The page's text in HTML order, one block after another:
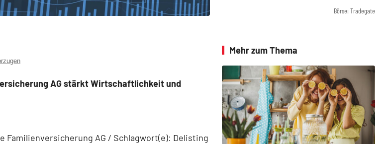
AG stärkt Wirtschaftlichkeit und
Familienversicherung AG / Schlagwort(e): Delisting
Börse: Tradegate
Mehr zum Thema